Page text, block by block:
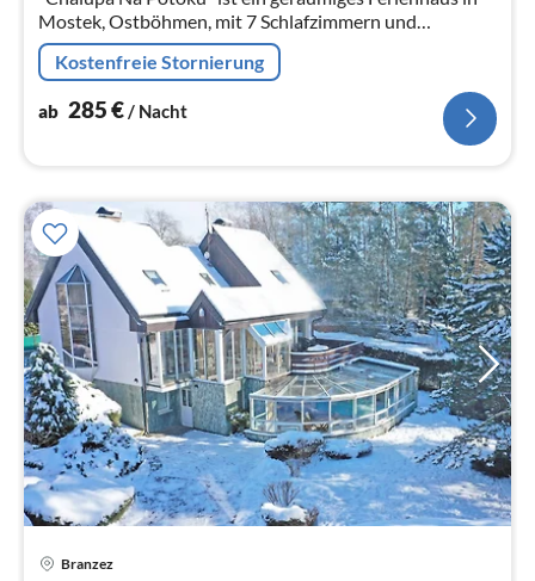
Mostek, Ostböhmen, mit 7 Schlafzimmern und
komfortablem Wohnraum für 20 Gäste. Zwei separate
Teile des Hauses für 8 oder 12 Personen.
Kostenfreie Stornierung
ab 285€/ Nacht
Branzez